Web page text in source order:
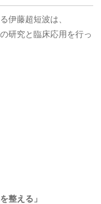
伊藤超短波は、
研究と臨床応用を行っ
整える」